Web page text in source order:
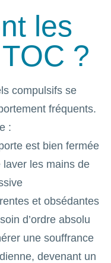
les
?
compulsifs se
fréquents.
:
est bien fermée
les mains de
et obsédantes
d’ordre absolu
une souffrance
devenant un